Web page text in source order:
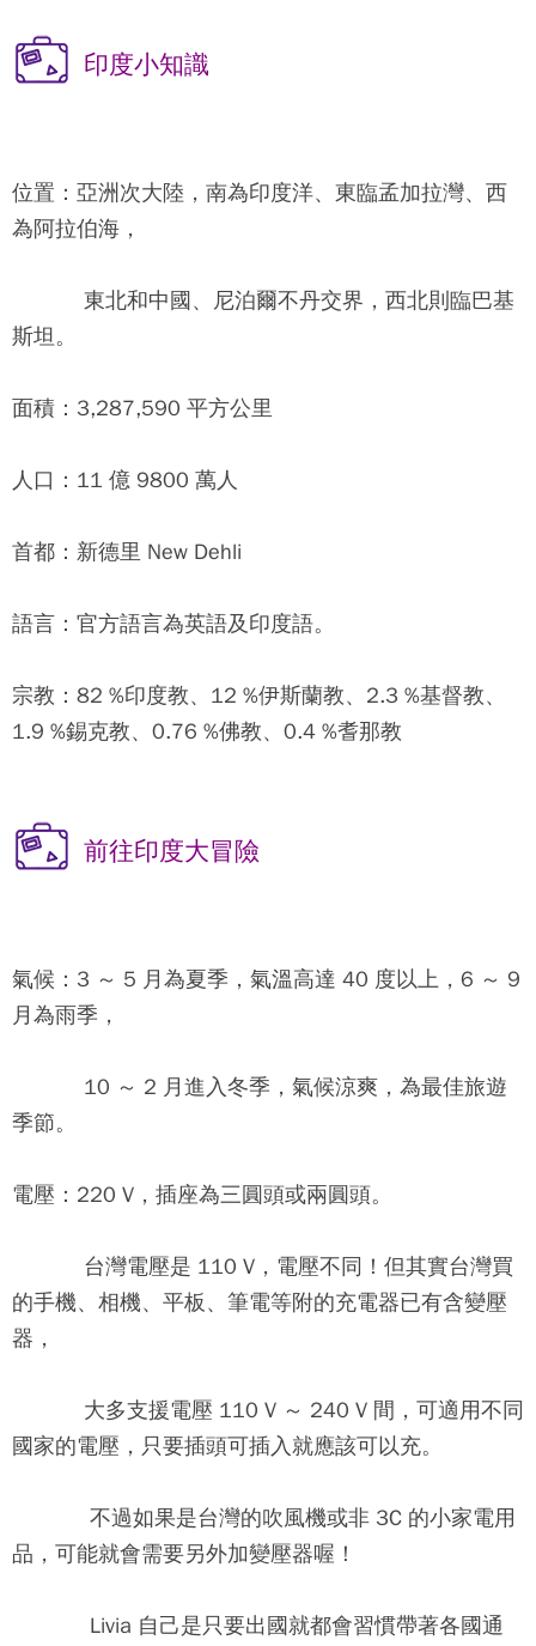
印度小知識
位置： 亞洲次大陸，南為印度洋、東臨孟加拉灣、西
為阿拉伯海，
東北和中國、尼泊爾不丹交界，西北則臨巴基
斯坦。
面積： 3,287,590 平方公里
人口： 11 億 9800 萬人
首都： 新德里 New Dehli
語言： 官方語言為英語及印度語。
宗教： 82 %印度教、12 %伊斯蘭教、2.3 %基督教、
1.9 %錫克教、0.76 %佛教、0.4 %耆那教
前往印度大冒險
氣候： 3 ～ 5 月為夏季，氣溫高達 40 度以上，6 ～ 9
月為雨季，
10 ～ 2 月進入冬季，氣候涼爽，為最佳旅遊
季節。
電壓： 220 V，插座為三圓頭或兩圓頭。
台灣電壓是 110 V，電壓不同！但其實台灣買
的手機、相機、平板、筆電等附的充電器已有含變壓
器，
大多支援電壓 110 V ～ 240 V 間，可適用不同
國家的電壓，只要插頭可插入就應該可以充。
不過如果是台灣的吹風機或非 3C 的小家電用
品，可能就會需要另外加變壓器喔！
Livia 自己是只要出國就都會習慣帶著各國通